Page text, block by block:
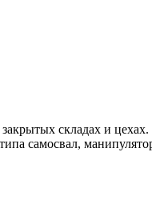
складах и
самосвал,